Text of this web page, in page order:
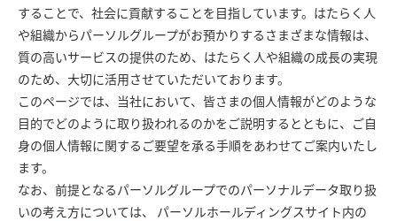
することで、社会に貢献することを目指しています。はたらく人
や組織からパーソルグループがお預かりするさまざまな情報は、
質の高いサービスの提供のため、はたらく人や組織の成長の実現
のため、大切に活用させていただいております。
このページでは、当社において、皆さまの個人情報がどのような
目的でどのように取り扱われるのかをご説明するとともに、ご自
身の個人情報に関するご要望を承る手順をあわせてご案内いたし
ます。
なお、前提となるパーソルグループでのパーソナルデータ取り扱
いの考え方については、 パーソルホールディングスサイト内の